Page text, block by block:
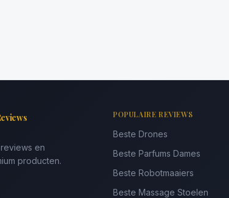
en
producten.
POPULAIRE REVIEWS
Beste Drones
Beste Parfums Dames
Beste Robotmaaiers
Beste Massage Stoelen